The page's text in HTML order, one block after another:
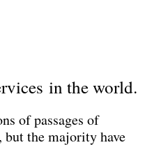
in the world.
of pas­sa­ges of
the majo­ri­ty have